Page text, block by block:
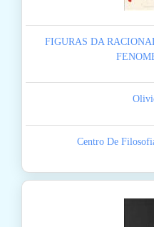
FIGURAS DA
Centro De